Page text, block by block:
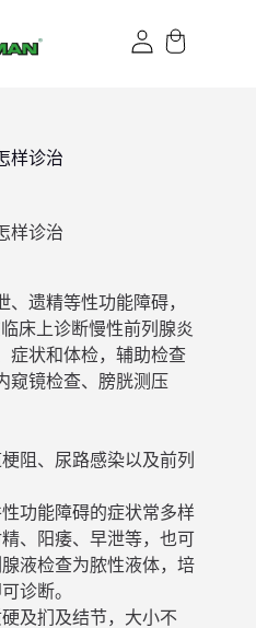
样诊治
样诊治
遗精等性功能障碍，
床上诊断慢性前列腺炎
症状和体检，辅助检查
窥镜检查、膀胱测压
阻、尿路感染以及前列
功能障碍的症状常多样
、阳痿、早泄等，也可
液检查为脓性液体，培
诊断。
及扪及结节，大小不